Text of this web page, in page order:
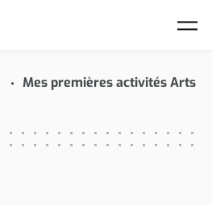
Mes premières activités Arts